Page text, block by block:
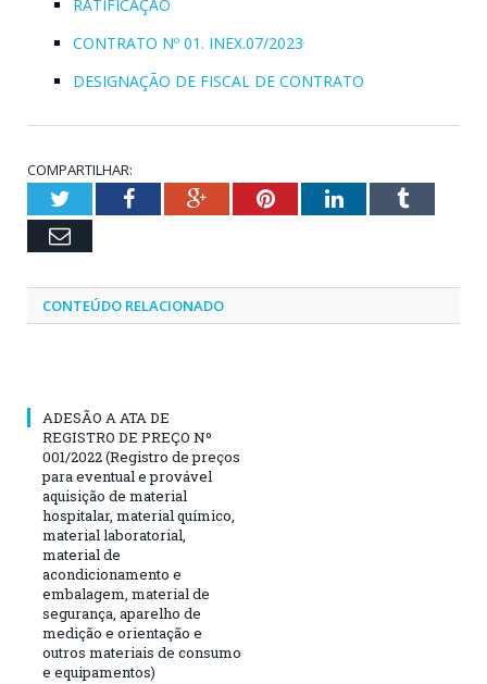
RATIFICAÇÃO
CONTRATO Nº 01. INEX.07/2023
DESIGNAÇÃO DE FISCAL DE CONTRATO
COMPARTILHAR:
TwitterFacebookGoogle+PinterestLinkedInTumblr
Email
CONTEÚDO RELACIONADO
ADESÃO A ATA DE
REGISTRO DE PREÇO Nº
001/2022 (Registro de preços
para eventual e provável
aquisição de material
hospitalar, material químico,
material laboratorial,
material de
acondicionamento e
embalagem, material de
segurança, aparelho de
medição e orientação e
outros materiais de consumo
e equipamentos)